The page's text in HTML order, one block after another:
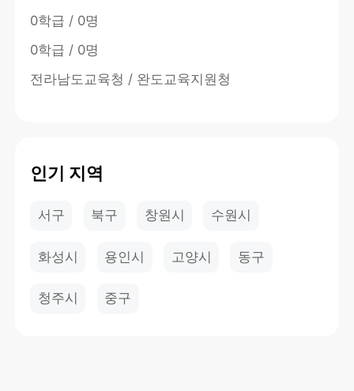
0학급 / 0명
0학급 / 0명
전라남도교육청 / 완도교육지원청
인기 지역
서구 북구 창원시 수원시
화성시 용인시 고양시 동구
청주시 중구